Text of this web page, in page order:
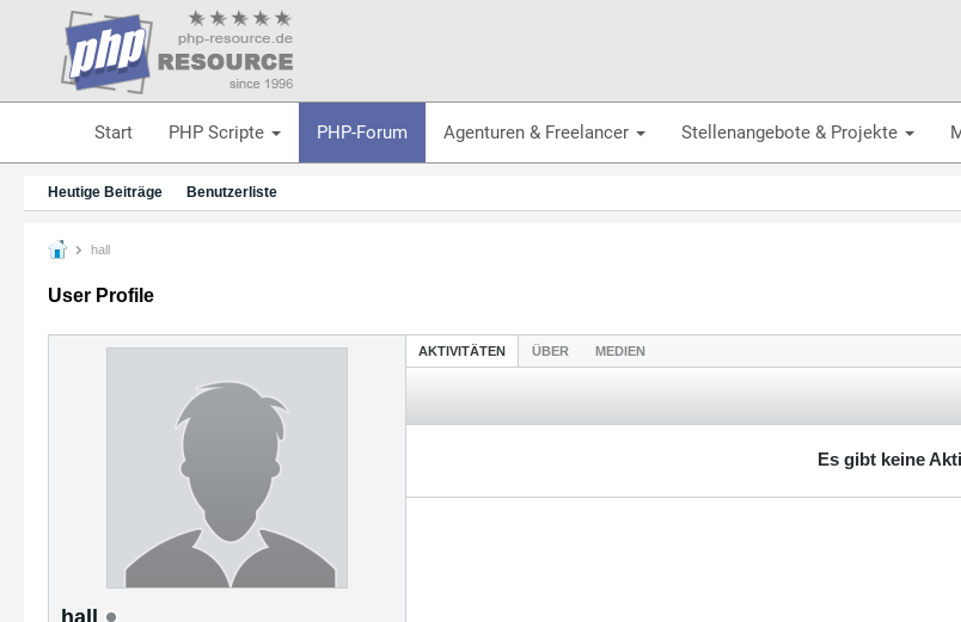
Start PHP Scripte PHP-Forum Agenturen & Freelancer Stellenangebote & Projekte
Heutige Beiträge Benutzerliste
hall
User Profile
hall
AKTIVITÄTEN ÜBER MEDIEN
Es gibt keine